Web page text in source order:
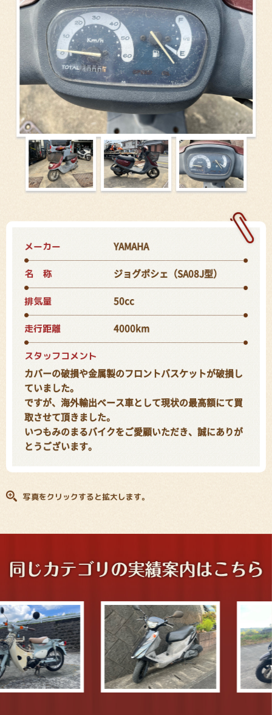
メーカー YAMAHA
名 称 ジョグポシェ（SA08J型）
排気量 50cc
走行距離 4000km
スタッフコメント
カバーの破損や金属製のフロントバスケットが破損し
ていました。
ですが、海外輸出ベース車として現状の最高額にて買
取させて頂きました。
いつもみのまるバイクをご愛顧いただき、誠にありが
とうございます。
写真をクリックすると拡大します。